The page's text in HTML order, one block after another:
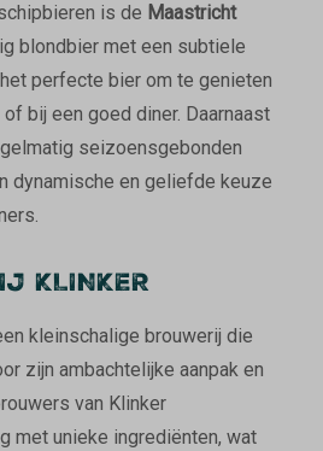
is de Maastricht
blondbier met een subtiele
perfecte bier om te genieten
bij een goed diner. Daarnaast
seizoensgebonden
dynamische en geliefde keuze
KLINKER
kleinschalige brouwerij die
zijn ambachtelijke aanpak en
van Klinker
met unieke ingrediënten, wat